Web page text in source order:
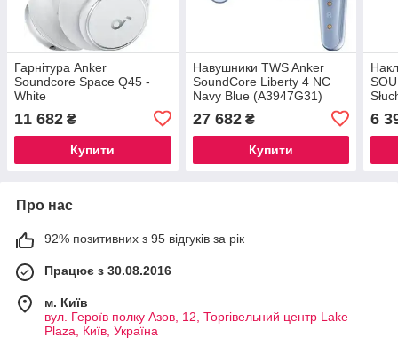
Гарнітура Anker
Soundcore Space Q45 -
White
11 682 ₴
Купити
Навушники TWS Anker
SoundCore Liberty 4 NC
Navy Blue (A3947G31)
27 682₴
Купити
6
Про нас
92% позитивних з 95 відгуків за рік
Працює з 30.08.2016
м. Київ
вул. Героїв полку Азов, 12, Торгівельний центр Lake
Plaza, Київ, Україна